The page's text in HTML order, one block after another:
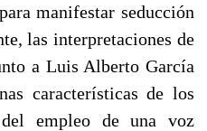
manifestar seducción
las interpretaciones de
a Luis Alberto García
características de los
empleo de una voz